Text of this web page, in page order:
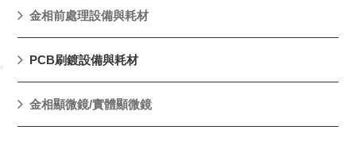
金相前處理設備與耗材
PCB刷鍍設備與耗材
金相顯微鏡/實體顯微鏡